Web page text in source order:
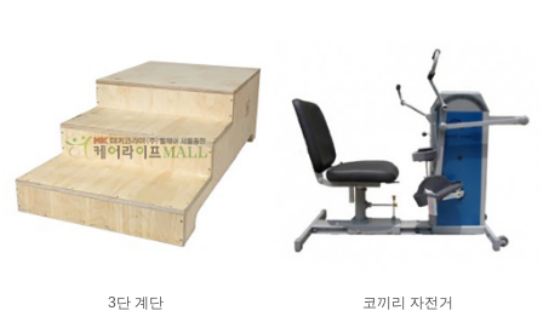
3단 계단
코끼리 자전거